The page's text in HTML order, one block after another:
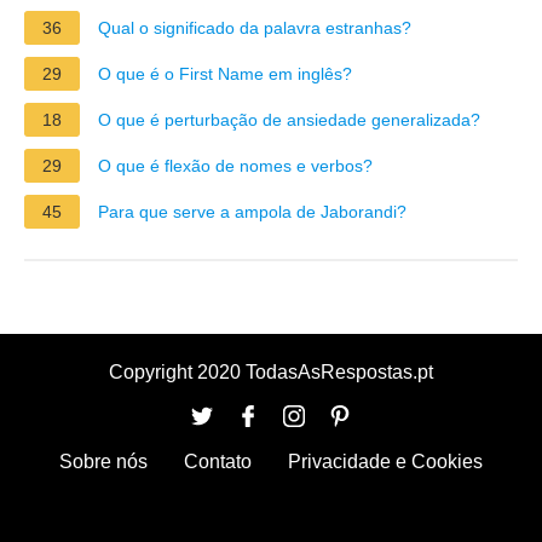
36
Qual o significado da palavra estranhas?
29 O que é o First Name em inglês?
18 O que é perturbação de ansiedade generalizada?
29 O que é flexão de nomes e verbos?
45 Para que serve a ampola de Jaborandi?
Copyright 2020 TodasAsRespostas.pt
Sobre nós Contato Privacidade e Cookies